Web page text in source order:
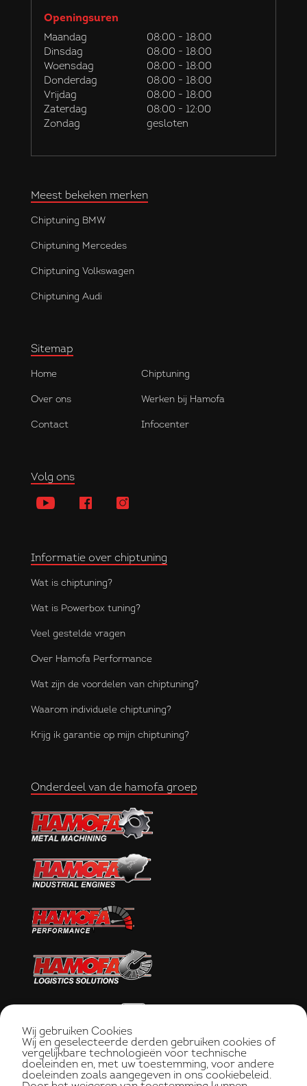
Wij gebruiken Cookies
Wij en geselecteerde derden gebruiken cookies of
vergelijkbare technologieën voor technische
doeleinden en, met uw toestemming, voor andere
doeleinden zoals aangegeven in ons cookiebeleid.
Openingsuren
Maandag
08:00 - 18:00
Dinsdag
08:00 - 18:00
Woensdag
08:00 - 18:00
Donderdag
08:00 - 18:00
Vrijdag
08:00 - 18:00
Zaterdag
08:00 - 12:00
Zondag
gesloten
Meest bekeken merken
Chiptuning BMW
Chiptuning Mercedes
Chiptuning Volkswagen
Chiptuning Audi
Sitemap
Home Chiptuning
Over ons Werken bij Hamofa
Contact Infocenter
Volg ons
Informatie over chiptuning
Wat is chiptuning?
Wat is Powerbox tuning?
Veel gestelde vragen
Over Hamofa Performance
Wat zijn de voordelen van chiptuning?
Waarom individuele chiptuning?
Krijg ik garantie op mijn chiptuning?
Onderdeel van de hamofa groep